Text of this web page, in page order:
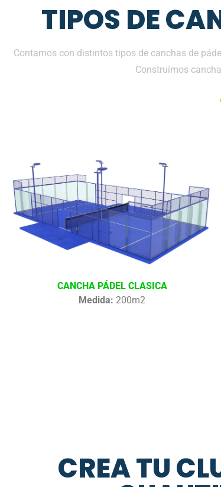
TIPOS DE
Contamos con distintos tipos de canchas de
Construimos
CANCHA PÁDEL CLASICA
Medida: 200m2
CREA TU